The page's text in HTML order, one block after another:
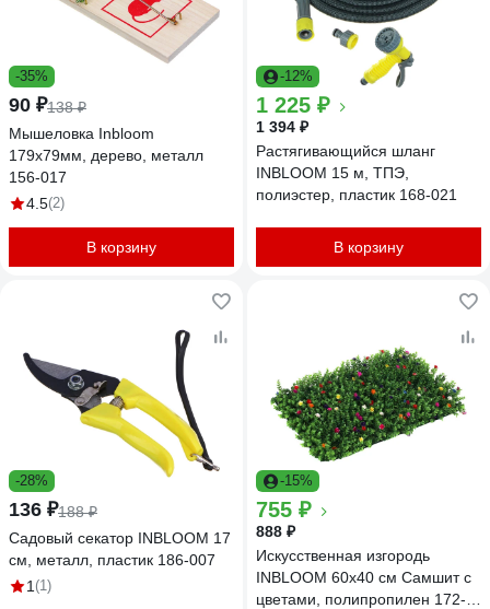
-35%
90 ₽138 ₽
Мышеловка Inbloom
179х79мм, дерево, металл
156-017
4.5(2)
В корзину
-12%
1 225 ₽
1 394 ₽
Растягивающийся шланг
INBLOOM 15 м, ТПЭ,
полиэстер, пластик 168-021
В корзину
-28%
136 ₽188 ₽
Садовый секатор INBLOOM 17
см, металл, пластик 186-007
1 (1)
-15%
755 ₽
888 ₽
Искусственная изгородь
INBLOOM 60x40 см Самшит с
цветами, полипропилен 172-